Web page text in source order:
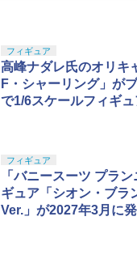
フィギュア
高峰ナダレ氏のオリキ
F・シャーリング」が
で1/6スケールフィギュ
フィギュア
「バニースーツ プラ
ギュア「シオン・ブラ
Ver.」が2027年3月に